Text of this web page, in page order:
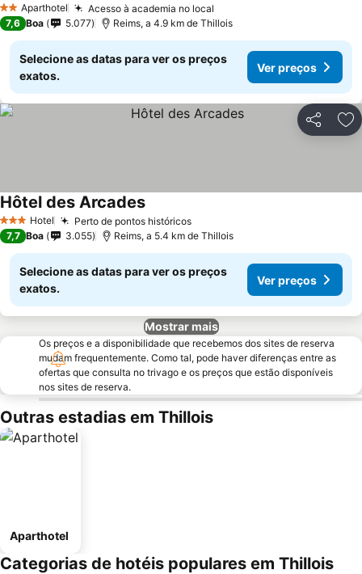
2 EstrelasAparthotel Acesso à academia no local
7,6 Boa 5.077 Reims, a 4.9 km de Thillois
Selecione as datas para ver os preços
exatos.
Ver preços
Partilhar
3 EstrelasHotel Perto de pontos históricos
Hôtel des Arcades
7,7 Boa 3.055 Reims, a 5.4 km de Thillois
Selecione as datas para ver os preços
exatos.
Ver preços
Mostrar mais
Os preços e a disponibilidade que recebemos dos sites de reserva
mudam frequentemente. Como tal, pode haver diferenças entre as
ofertas que consulta no trivago e os preços que estão disponíveis
nos sites de reserva.
Outras estadias em Thillois
Aparthotel
Categorias de hotéis populares em Thillois